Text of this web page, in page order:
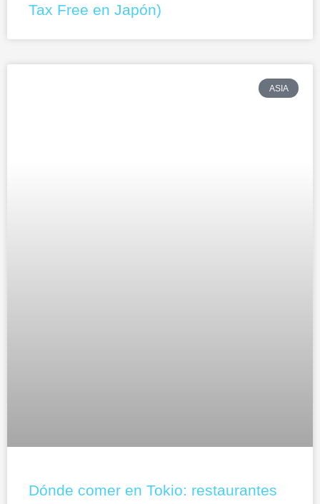
Tax Free en Japón)
ASIA
Dónde comer en Tokio: restaurantes